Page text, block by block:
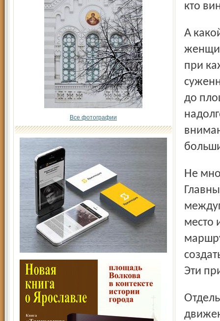
Все фотографии
кто
А какой выдержкой и умением должны обладать
при
до
Не многим проще ситуация на остановке Ярославль-
место
Эти
Отдельно хочется остановиться на регулировании